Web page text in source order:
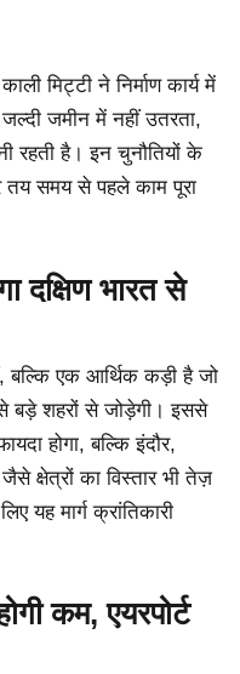
मिट्टी ने निर्माण कार्य में
जमीन में नहीं उतरता,
रहती है। इन चुनौतियों के
तय समय से पहले काम पूरा
दक्षिण भारत से
बल्कि एक आर्थिक कड़ी है जो
बड़े शहरों से जोड़ेगी। इससे
होगा, बल्कि इंदौर,
क्षेत्रों का विस्तार भी तेज़
यह मार्ग क्रांतिकारी
कम, एयरपोर्ट